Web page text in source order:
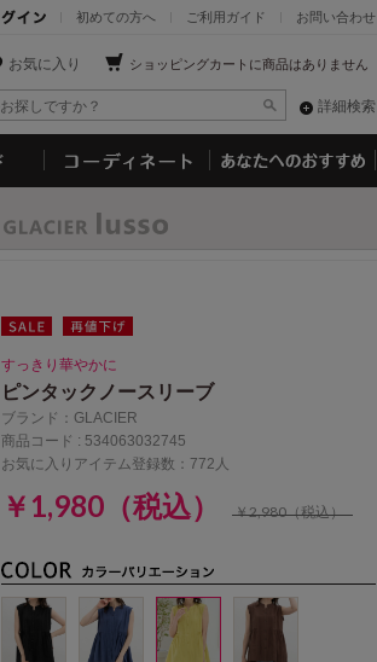
お問い合わせ
ご利用ガイド
初めての方へ
ショッピングカートに商品はありません
お気に入り
詳細検索
すっきり華やかに
ピンタックノースリーブ
ブランド： GLACIER
商品コード : 534063032745
お気に入りアイテム登録数：772人
￥1,980（税込） ￥2,980（税込）